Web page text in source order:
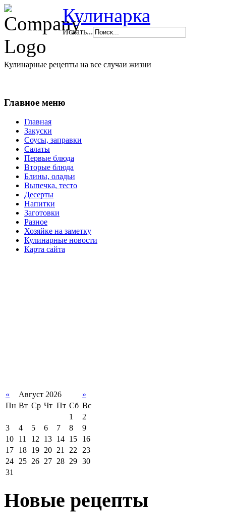
Кулинарка
Искать...
Кулинарные рецепты на все случаи жизни
Главное меню
Главная
Закуски
Соусы, заправки
Салаты
Первые блюда
Вторые блюда
Блины, оладьи
Выпечка, тесто
Десерты
Напитки
Заготовки
Разное
Хозяйке на заметку
Кулинарные новости
Карта сайта
« Август 2026
»
Пн Вт Ср Чт Пт Сб Вс
1
2
3
4 5 6 7 8
9
10
11 12 13 14 15
16
17
18 19 20 21 22 23
24 25 26 27 28 29 30
31
Новые рецепты